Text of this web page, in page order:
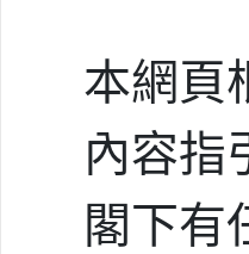
本網頁
內容指
閣下有